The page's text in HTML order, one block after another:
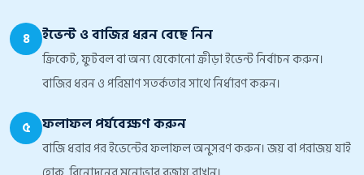
৪ ইভেন্ট ও বাজির ধরন বেছে নিন
ক্রিকেট, ফুটবল বা অন্য যেকোনো ক্রীড়া ইভেন্ট নির্বাচন করুন।
বাজির ধরন ও পরিমাণ সতর্কতার সাথে নির্ধারণ করুন।
৫ ফলাফল পর্যবেক্ষণ করুন
বাজি ধরার পর ইভেন্টের ফলাফল অনুসরণ করুন। জয় বা পরাজয় যাই